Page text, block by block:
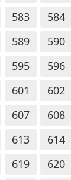
583 584
589 590
595 596
601 602
607 608
613 614
619 620